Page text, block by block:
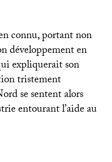
connu, portant non
développement en
expliquerait son
tristement
se sentent alors
entourant l’aide au